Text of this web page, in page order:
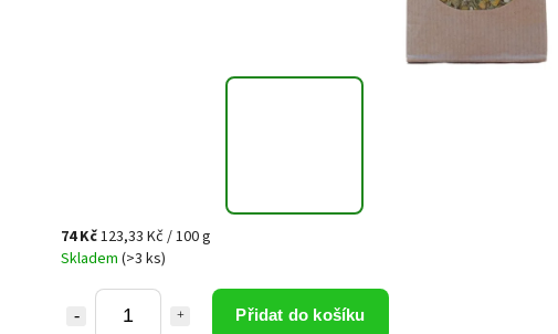
74 Kč123,33 Kč / 100 g
Skladem (>3 ks)
Přidat do košíku